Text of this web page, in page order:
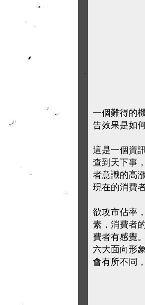
一個難得的
告效果是如
這是一個資
查到天下事
者意識的高
現在的消費
欲攻市佔率
素，消費者
費者有感覺
六大面向形
會有所不同